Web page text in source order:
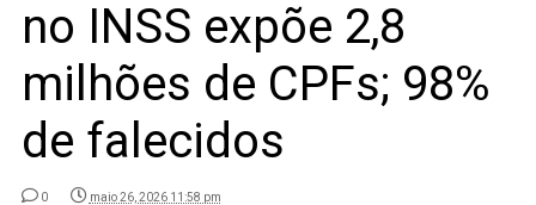
no INSS expõe 2,8
milhões de CPFs; 98%
de falecidos
0 maio 26, 2026 11:58 pm